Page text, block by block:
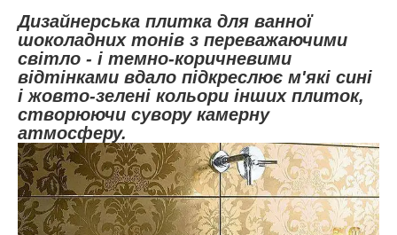
Дизайнерська плитка для ванної
шоколадних тонів з переважаючими
світло - і темно-коричневими
відтінками вдало підкреслює м'які сині
і жовто-зелені кольори інших плиток,
створюючи сувору камерну
атмосферу.